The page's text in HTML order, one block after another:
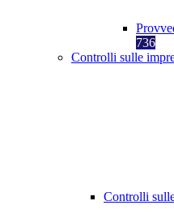
736
Controlli sulle
Controlli